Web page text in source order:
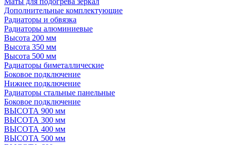
Дополнительные комплектующие
Радиаторы и обвязка
Радиаторы алюминиевые
Высота 200 мм
Высота 350 мм
Высота 500 мм
Радиаторы биметаллические
Боковое подключение
Нижнее подключение
Радиаторы стальные панельные
Боковое подключение
ВЫСОТА 900 мм
ВЫСОТА 300 мм
ВЫСОТА 400 мм
ВЫСОТА 500 мм